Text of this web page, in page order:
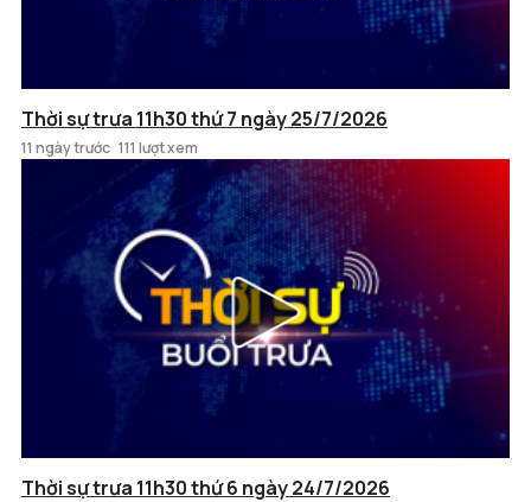
Thời sự trưa 11h30 thứ 7 ngày 25/7/2026
11 ngày trước 111 lượt xem
Thời sự trưa 11h30 thứ 6 ngày 24/7/2026